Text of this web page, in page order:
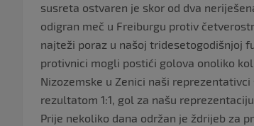
susreta ostvaren je skor od dva
odigran meč u Freiburgu protiv
najteži poraz u našoj tridesetogodišnjoj
protivnici mogli postići golova onoliko
Nizozemske u Zenici naši
rezultatom 1:1, gol za našu
Prije nekoliko dana održan je ždrijeb za